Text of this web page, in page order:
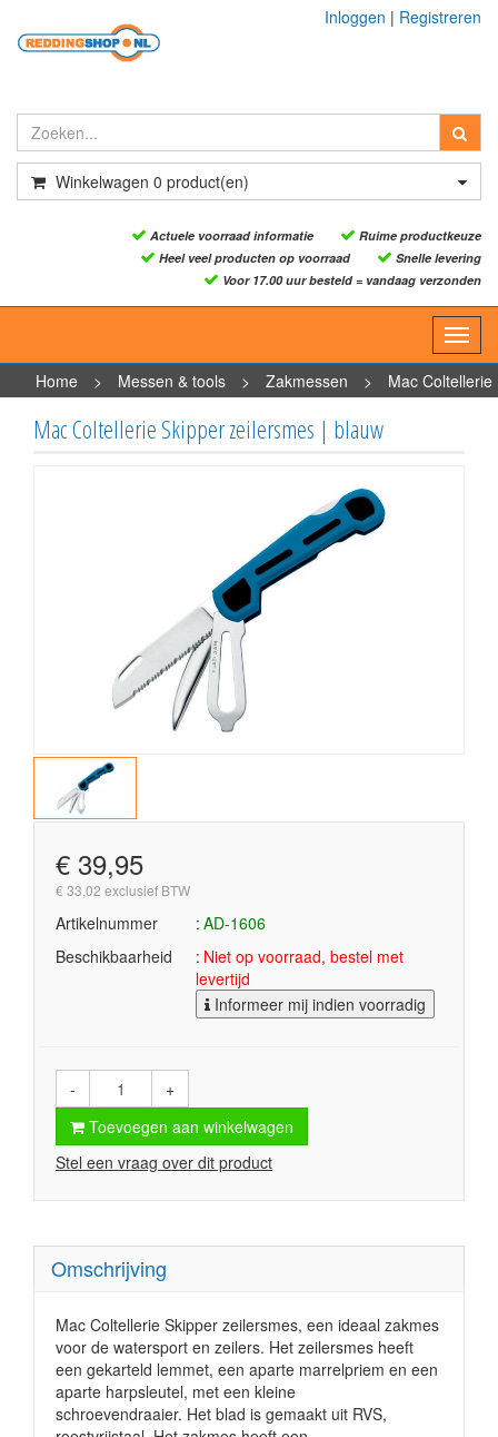
Inloggen | Registreren
Winkelwagen 0 product(en)
Actuele voorraad informatie
Ruime productkeuze
Heel veel producten op voorraad
Snelle levering
Voor 17.00 uur besteld = vandaag verzonden
Home
> Messen & tools > Zakmessen >
Mac Coltellerie
Skipper zeilersmes | blauw
Mac Coltellerie Skipper zeilersmes | blauw
€ 39,95
€ 33,02 exclusief BTW
Artikelnummer
AD-1606
Beschikbaarheid
Niet op voorraad, bestel met
levertijd
Informeer mij indien voorradig
-
+
Toevoegen aan winkelwagen
Stel een vraag over dit product
Omschrijving
Mac Coltellerie Skipper zeilersmes, een ideaal zakmes
voor de watersport en zeilers. Het zeilersmes heeft
een gekarteld lemmet, een aparte marrelpriem en een
aparte harpsleutel, met een kleine
schroevendraaier. Het blad is gemaakt uit RVS,